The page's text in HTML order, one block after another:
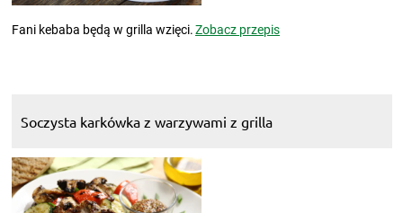
Fani kebaba będą w grilla wzięci.Zobacz przepis
Soczysta karkówka z warzywami z grilla